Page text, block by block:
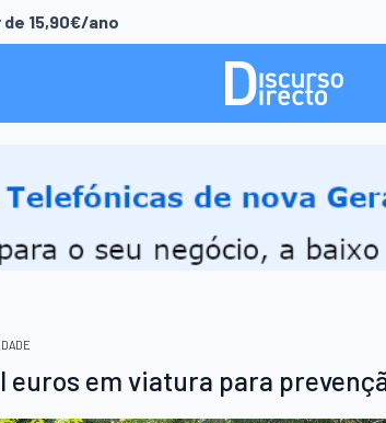
15,90€/ano
euros em viatura para